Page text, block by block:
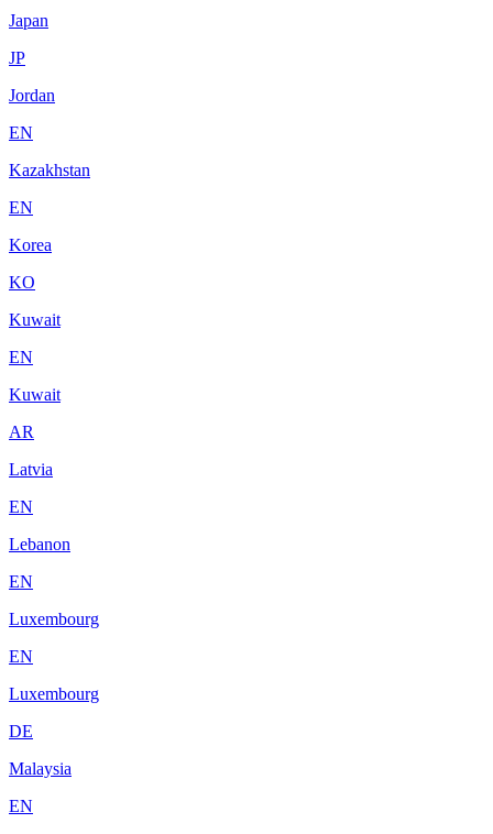
Japan
JP
Jordan
EN
Kazakhstan
EN
Korea
KO
Kuwait
EN
Kuwait
AR
Latvia
EN
Lebanon
EN
Luxembourg
EN
Luxembourg
DE
Malaysia
EN